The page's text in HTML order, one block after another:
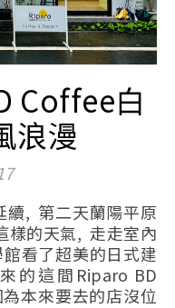
Coffee白
浪漫
樣的天氣, 走走室內
看了超美的日式建
的這間Riparo BD
本來要去的店沒位